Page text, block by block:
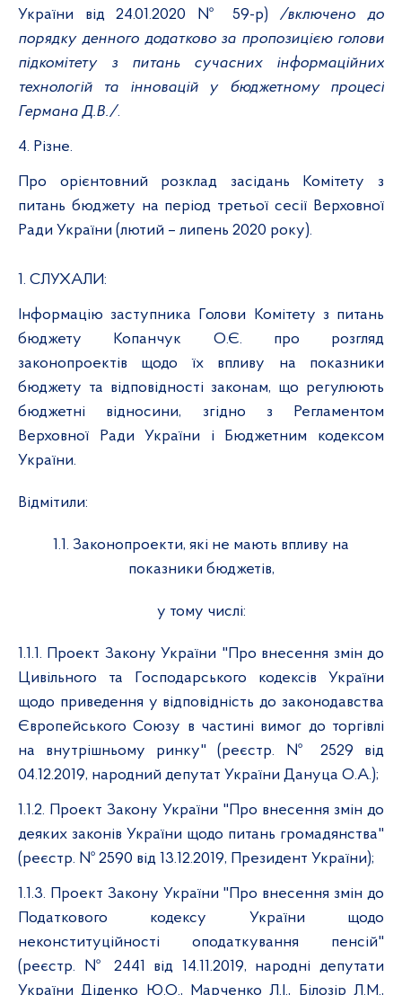
України від 24.01.2020 № 59-р) /включено до
порядку денного додатково за пропозицією голови
підкомітету з питань сучасних інформаційних
технологій та інновацій у бюджетному процесі
Германа Д.В./.
4. Різне.
Про орієнтовний розклад засідань Комітету з
питань бюджету на період третьої сесії Верховної
Ради України (лютий – липень 2020 року).
1. СЛУХАЛИ:
Інформацію заступника Голови Комітету з питань
бюджету Копанчук О.Є. про розгляд
законопроектів щодо їх впливу на показники
бюджету та відповідності законам, що регулюють
бюджетні відносини, згідно з Регламентом
Верховної Ради України і Бюджетним кодексом
України.
Відмітили:
1.1. Законопроекти, які не мають впливу на
показники бюджетів,
у тому числі:
1.1.1. Проект Закону України "Про внесення змін до
Цивільного та Господарського кодексів України
щодо приведення у відповідність до законодавства
Європейського Союзу в частині вимог до торгівлі
на внутрішньому ринку" (реєстр. № 2529 від
04.12.2019, народний депутат України Дануца О.А.);
1.1.2. Проект Закону України "Про внесення змін до
деяких законів України щодо питань громадянства"
(реєстр. № 2590 від 13.12.2019, Президент України);
1.1.3. Проект Закону України "Про внесення змін до
Податкового кодексу України щодо
неконституційності оподаткування пенсій"
(реєстр. № 2441 від 14.11.2019, народні депутати
України Діденко Ю.О., Марченко Л.І., Білозір Л.М.,